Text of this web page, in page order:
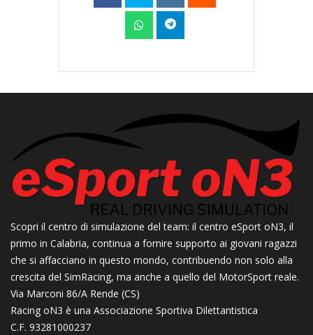
Scopri il centro di simulazione del team: il centro eSport oN3, il
primo in Calabria, continua a fornire supporto ai giovani ragazzi
che si affacciano in questo mondo, contribuendo non solo alla
crescita del SimRacing, ma anche a quello del MotorSport reale.
Via Marconi 86/A Rende (CS)
Racing oN3 è una Associazione Sportiva Dilettantistica
C.F. 93281000237